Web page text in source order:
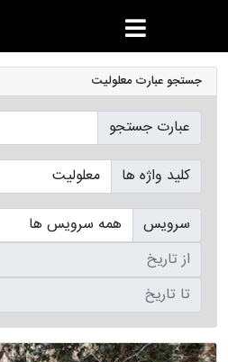
جستجو عبارت معلولیت
عبارت جستجو
کلید واژه ها
سرویس